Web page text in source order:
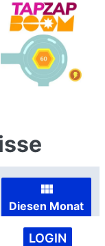
Diesen Monat
LOGIN